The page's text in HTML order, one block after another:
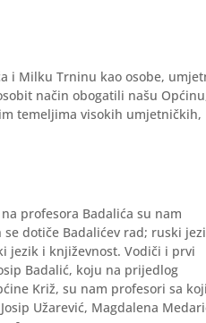
i Milku Trninu kao osobe,
način obogatili našu
temeljima visokih umjetničkih,
profesora Badalića su nam
dotiče Badalićev rad; ruski
jezik i književnost. Vodiči i prvi
Badalić, koju na prijedlog
Križ, su nam profesori sa
Užarević, Magdalena